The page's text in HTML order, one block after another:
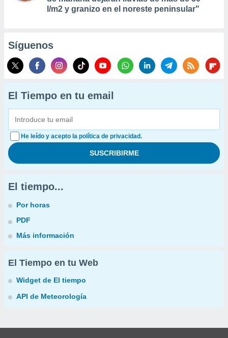
l/m2 y granizo en el noreste peninsular"
Síguenos
El Tiempo en tu email
He leído y acepto la política de privacidad.
El tiempo...
Por horas
PDF
Más información
El Tiempo en tu Web
Widget de El tiempo
API de Meteorología